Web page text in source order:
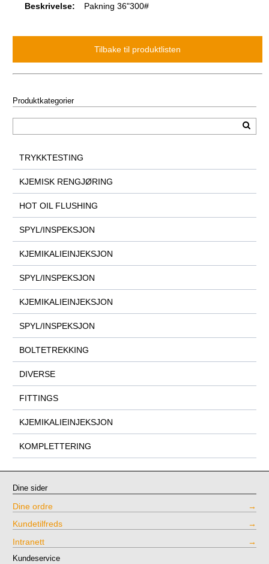
Beskrivelse: Pakning 36"300#
Produktkategorier
TRYKKTESTING
KJEMISK RENGJØRING
HOT OIL FLUSHING
SPYL/INSPEKSJON
KJEMIKALIEINJEKSJON
SPYL/INSPEKSJON
KJEMIKALIEINJEKSJON
SPYL/INSPEKSJON
BOLTETREKKING
DIVERSE
FITTINGS
KJEMIKALIEINJEKSJON
KOMPLETTERING
Dine sider
Dine ordre
Kundetilfreds
Intranett
Kundeservice